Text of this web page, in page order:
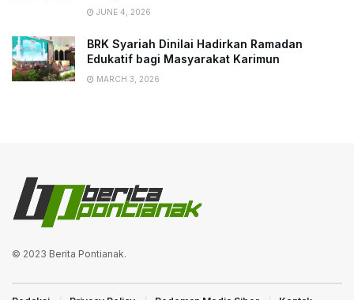
JUNE 4, 2026
BRK Syariah Dinilai Hadirkan Ramadan
Edukatif bagi Masyarakat Karimun
MARCH 3, 2026
© 2023 Berita Pontianak.